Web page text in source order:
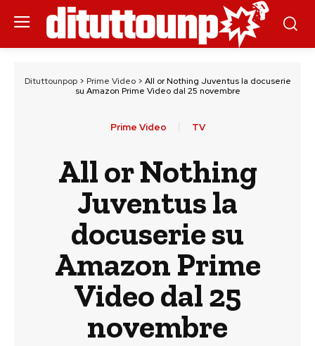
Dituttounpop> Prime Video> All or Nothing Juventus la docuserie
su Amazon Prime Video dal 25 novembre
Prime Video TV
All or Nothing
Juventus la
docuserie su
Amazon Prime
Video dal 25
novembre